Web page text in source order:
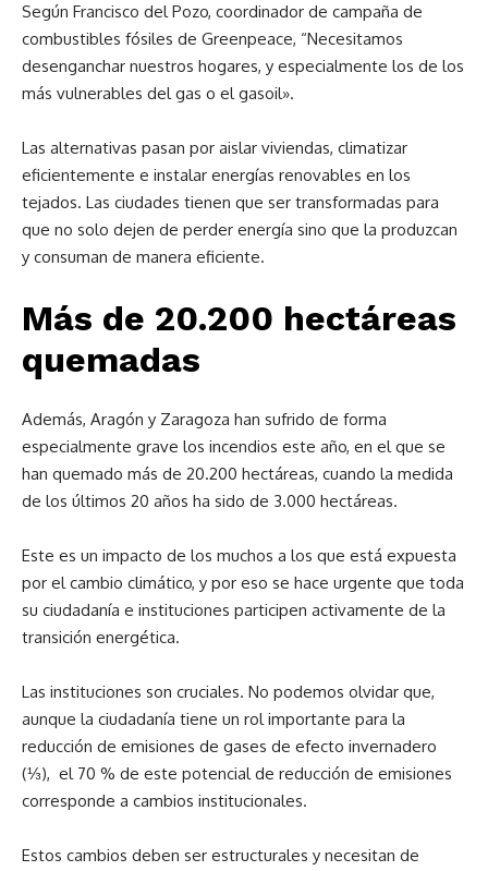
Según Francisco del Pozo, coordinador de campaña de
combustibles fósiles de Greenpeace, “Necesitamos
desenganchar nuestros hogares, y especialmente los de los
más vulnerables del gas o el gasoil».
Las alternativas pasan por aislar viviendas, climatizar
eficientemente e instalar energías renovables en los
tejados. Las ciudades tienen que ser transformadas para
que no solo dejen de perder energía sino que la produzcan
y consuman de manera eficiente.
Más de 20.200 hectáreas
quemadas
Además, Aragón y Zaragoza han sufrido de forma
especialmente grave los incendios este año, en el que se
han quemado más de 20.200 hectáreas, cuando la medida
de los últimos 20 años ha sido de 3.000 hectáreas.
Este es un impacto de los muchos a los que está expuesta
por el cambio climático, y por eso se hace urgente que toda
su ciudadanía e instituciones participen activamente de la
transición energética.
Las instituciones son cruciales. No podemos olvidar que,
aunque la ciudadanía tiene un rol importante para la
reducción de emisiones de gases de efecto invernadero
(⅓), el 70 % de este potencial de reducción de emisiones
corresponde a cambios institucionales.
Estos cambios deben ser estructurales y necesitan de